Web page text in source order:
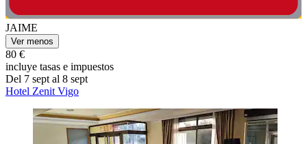
JAIME
Ver menos
80 €
incluye tasas e impuestos
Del 7 sept al 8 sept
Hotel Zenit Vigo